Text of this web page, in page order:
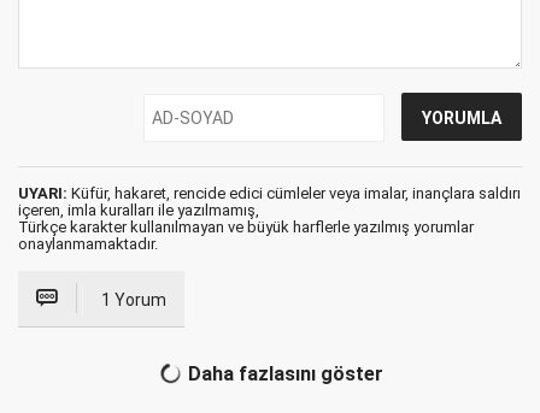
UYARI: Küfür, hakaret, rencide edici cümleler veya imalar, inançlara saldırı
içeren, imla kuralları ile yazılmamış,
Türkçe karakter kullanılmayan ve büyük harflerle yazılmış yorumlar
onaylanmamaktadır.
1 Yorum
Daha fazlasını göster